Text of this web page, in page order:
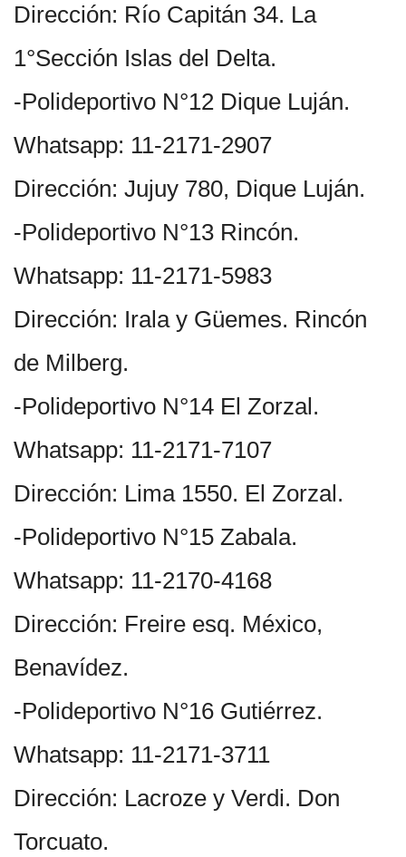
Dirección: Río Capitán 34. La
1°Sección Islas del Delta.
-Polideportivo N°12 Dique Luján.
Whatsapp: 11-2171-2907
Dirección: Jujuy 780, Dique Luján.
-Polideportivo N°13 Rincón.
Whatsapp: 11-2171-5983
Dirección: Irala y Güemes. Rincón
de Milberg.
-Polideportivo N°14 El Zorzal.
Whatsapp: 11-2171-7107
Dirección: Lima 1550. El Zorzal.
-Polideportivo N°15 Zabala.
Whatsapp: 11-2170-4168
Dirección: Freire esq. México,
Benavídez.
-Polideportivo N°16 Gutiérrez.
Whatsapp: 11-2171-3711
Dirección: Lacroze y Verdi. Don
Torcuato.